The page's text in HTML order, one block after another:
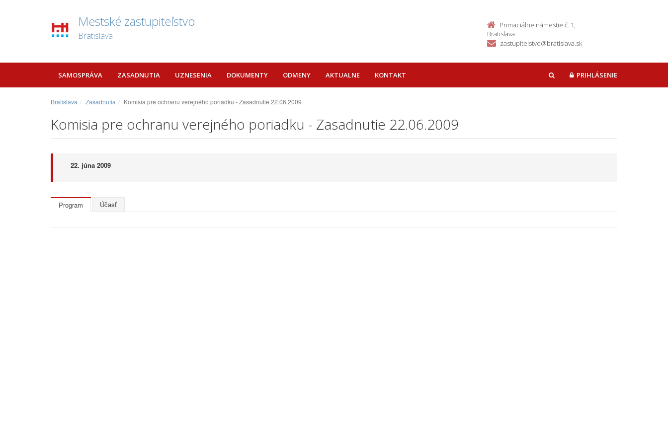
Mestské zastupiteľstvo
Bratislava
Primaciálne námestie č. 1,
Bratislava
zastupitelstvo@bratislava.sk
SAMOSPRÁVA ZASADNUTIA UZNESENIA DOKUMENTY ODMENY AKTUALNE KONTAKT HĽADAŤPRIHLÁSENIE
Bratislava Zasadnutia Komisia pre ochranu verejného poriadku - Zasadnutie 22.06.2009
Komisia pre ochranu verejného poriadku - Zasadnutie 22.06.2009
22. júna 2009
Program Účasť